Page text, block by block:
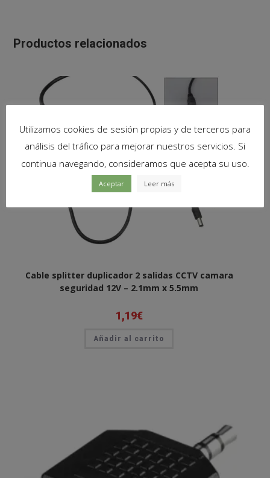
Productos relacionados
Cable splitter duplicador 2 salidas CCTV camara
seguridad 12V – 2.1mm x 5.5mm
1,19€
Añadir al carrito
Utilizamos cookies de sesión propias y de terceros para
análisis del tráfico para mejorar nuestros servicios. Si
continua navegando, consideramos que acepta su uso.
Aceptar Leer más